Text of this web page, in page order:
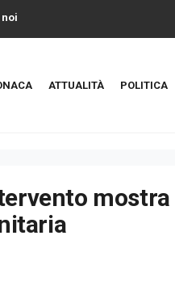
ATTUALITÀ POLITICA